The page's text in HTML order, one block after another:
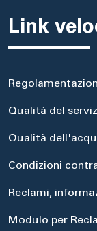
Link
Qualità del
Qualità
Condizioni
Reclami,
Modulo per